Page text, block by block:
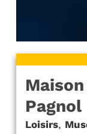
Pagnol
Loisirs,